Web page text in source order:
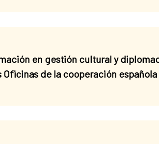
en gestión cultural y
de la cooperación